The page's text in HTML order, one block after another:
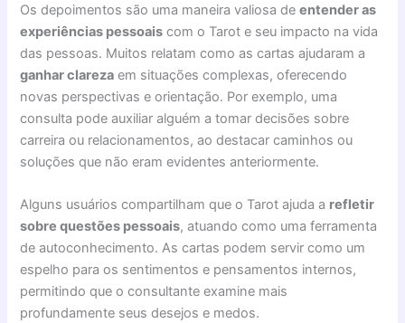
Os depoimentos são uma maneira valiosa deentender as
experiências pessoais com o Tarot e seu impacto na vida
das pessoas. Muitos relatam como as cartas ajudaram a
ganhar clareza em situações complexas, oferecendo
novas perspectivas e orientação. Por exemplo, uma
consulta pode auxiliar alguém a tomar decisões sobre
carreira ou relacionamentos, ao destacar caminhos ou
soluções que não eram evidentes anteriormente.
Alguns usuários compartilham que o Tarot ajuda a refletir
sobre questões pessoais, atuando como uma ferramenta
de autoconhecimento. As cartas podem servir como um
espelho para os sentimentos e pensamentos internos,
permitindo que o consultante examine mais
profundamente seus desejos e medos.